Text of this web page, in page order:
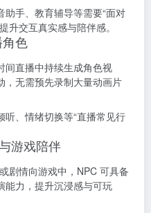
手、教育辅导等需要“面对
升交互真实感与陪伴感。
色
间直播中持续生成角色视
，无需预先录制大量动画片
、情绪切换等“直播常见行
游戏陪伴
剧情向游戏中，NPC 可具备
能力，提升沉浸感与可玩